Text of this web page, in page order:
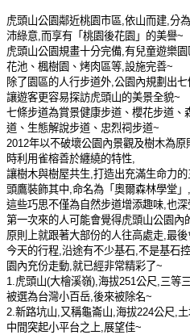
虎頭山公園鄰近桃園市區 依山而建 分
沛綠意 而享有「桃園後花園」的美譽~
虎頭山公園規畫十分完備 有兒童遊樂
花池、楓樹園、烤肉區等 設施完善~
除了園區的人行步道外 公園內規劃出
讓遊客更容易探訪虎頭山的美景全貌~
七條步道為賞景健康步道、櫻花步道
道、生態解說步道、忠烈祠步道~
2012年以不破壞公園內景觀及樹木為原
時利用雀榕善於纏繞的特性
讓樹木與樹屋共生 打造出充滿生命力
頭鷹裝飾其中 命名為「奧爾森林學堂」
這些巧思不僅為自然步道增添趣味 也深
第一次來的人可能會覺得虎頭山公園內
原則上就跟著大部份的人往高處走 最後
今天的行程 沿途有不少基石 不是基石
園內充份走動 就已經非常精彩了~
1. 虎頭山(大檜溪嶺), 海拔251 公尺 三等
被選為台灣小百岳 後來被除名~
2. 新路坑山 又稱龜崙山 海拔224公尺
中間突起小平台之上 展望佳~